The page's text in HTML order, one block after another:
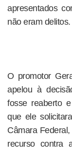
apresentados
não eram delitos.
O promotor
apelou à
fosse reaberto
que ele
Câmara
recurso contra